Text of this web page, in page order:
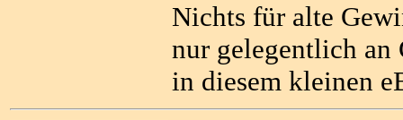
Nichts für alte
nur gelegentlich an
in diesem kleinen